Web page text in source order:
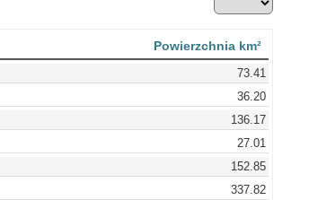
Powierzchnia km²
73.41
36.20
136.17
27.01
152.85
337.82